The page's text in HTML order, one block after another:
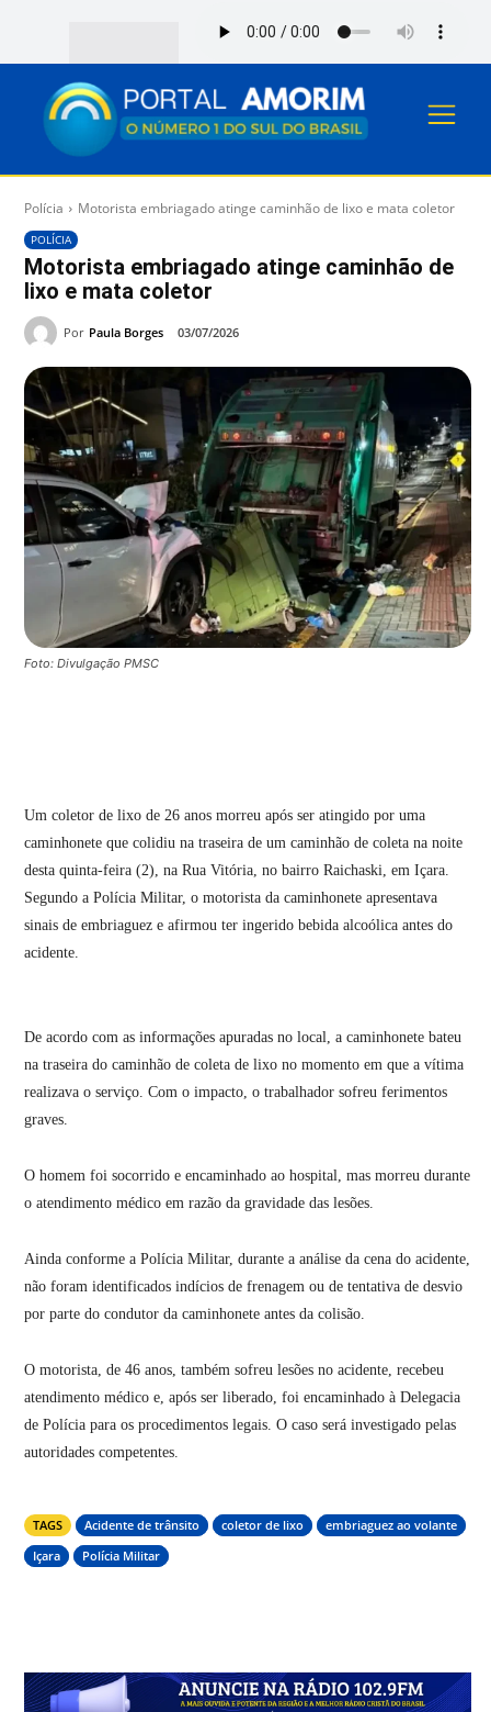
Polícia Motorista embriagado atinge caminhão de lixo e mata coletor
POLÍCIA
Motorista embriagado atinge caminhão de
lixo e mata coletor
Por Paula Borges 03/07/2026
Foto: Divulgação PMSC
Um coletor de lixo de 26 anos morreu após ser atingido por uma
caminhonete que colidiu na traseira de um caminhão de coleta na noite
desta quinta-feira (2), na Rua Vitória, no bairro Raichaski, em Içara.
Segundo a Polícia Militar, o motorista da caminhonete apresentava
sinais de embriaguez e afirmou ter ingerido bebida alcoólica antes do
acidente.
De acordo com as informações apuradas no local, a caminhonete bateu
na traseira do caminhão de coleta de lixo no momento em que a vítima
realizava o serviço. Com o impacto, o trabalhador sofreu ferimentos
graves.
O homem foi socorrido e encaminhado ao hospital, mas morreu durante
o atendimento médico em razão da gravidade das lesões.
Ainda conforme a Polícia Militar, durante a análise da cena do acidente,
não foram identificados indícios de frenagem ou de tentativa de desvio
por parte do condutor da caminhonete antes da colisão.
O motorista, de 46 anos, também sofreu lesões no acidente, recebeu
atendimento médico e, após ser liberado, foi encaminhado à Delegacia
de Polícia para os procedimentos legais. O caso será investigado pelas
autoridades competentes.
TAGS Acidente de trânsito coletor de lixo
embriaguez ao volante
Içara
Polícia Militar